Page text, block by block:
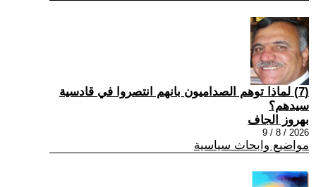
(7) ‏لماذا توهم الصداميون بانهم انتصروا في قادسية
سيدهم؟
بهروز الجاف
2026 / 8 / 9
مواضيع وابحاث سياسية